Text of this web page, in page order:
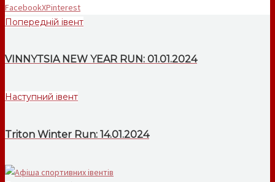
FacebookXPinterest
Попередній івент
VINNYTSIA NEW YEAR RUN: 01.01.2024
Наступний івент
Triton Winter Run: 14.01.2024